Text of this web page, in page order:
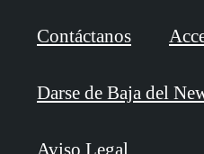
Contáctanos
Darse de Baja del
Aviso Legal